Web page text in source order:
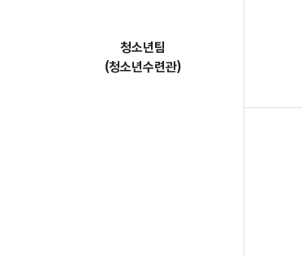
청소년팀
(청소년수련관)